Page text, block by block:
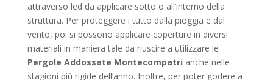
attraverso led da applicare sotto o all’interno della
struttura. Per proteggere i tutto dalla pioggia e dal
vento, poi si possono applicare coperture in diversi
materiali in maniera tale da riuscire a utilizzare le
Pergole Addossate Montecompatri anche nelle
stagioni più rigide dell’anno. Inoltre, per poter godere a